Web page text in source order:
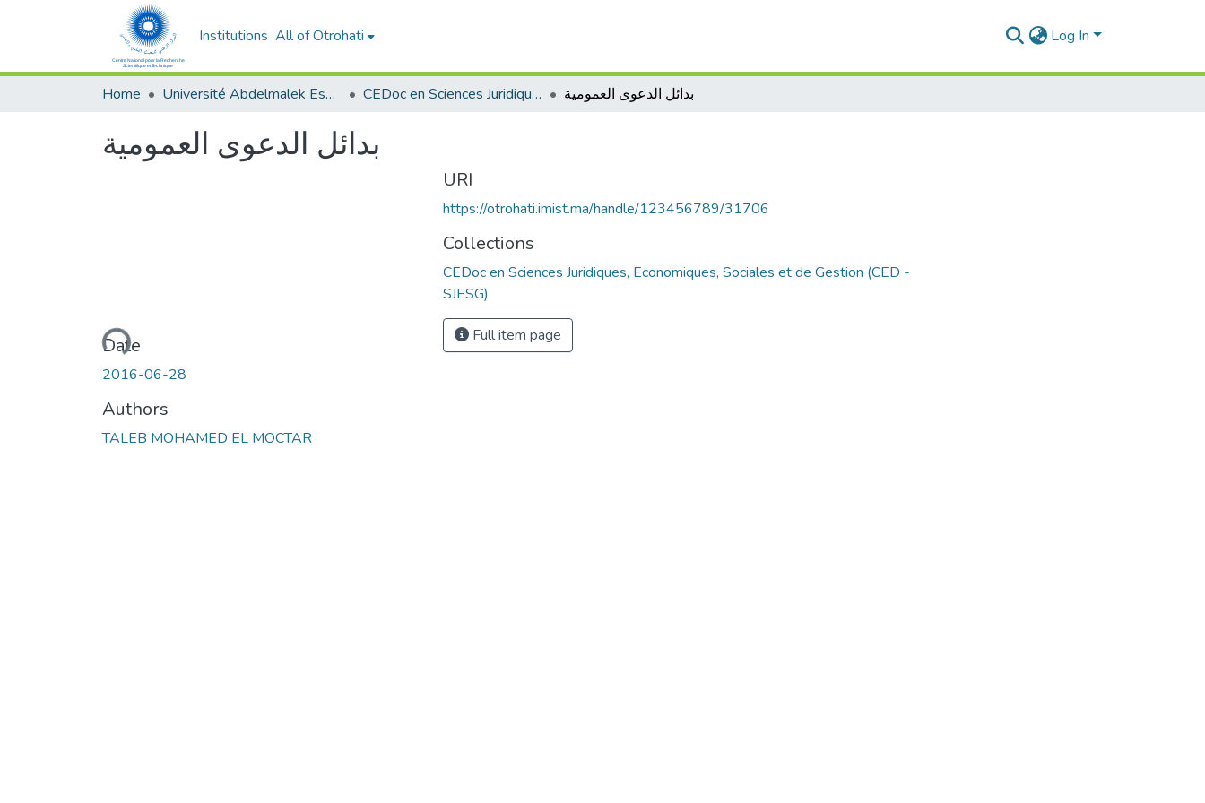
Institutions All of Otrohati Log In
Home Université Abdelmalek Essaâdi - Tétouan CEDoc en Sciences Juridiques, Economiques, Sociales et de Gestion (CED - SJESG) بدائل الدعوى العمومية
بدائل الدعوى العمومية
Loading...
Date
2016-06-28
Authors
TALEB MOHAMED EL MOCTAR
URI
https://otrohati.imist.ma/handle/123456789/31706
Collections
CEDoc en Sciences Juridiques, Economiques, Sociales et de Gestion (CED -
SJESG)
Full item page